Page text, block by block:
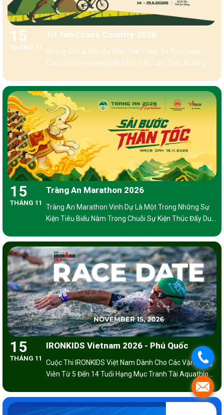
15
THÁNG 11
Tri Ton Cross Country 2026
Không Chỉ Là Một Sự Kiện Thể Thao, Tri Ton Cross
Country Còn Hướng Đến Mục Tiêu Lan Tỏa Lối Sống
15
THÁNG 11
Tràng An Marathon 2026
Tràng An Marathon Vinh Dự Là Một Trong Những Sự
Kiện Tiêu Biểu Nằm Trong Chuỗi Sự Kiện Thúc Đẩy Du
15
THÁNG 11
IRONKIDS Vietnam 2026 - Phú Quốc
Cuộc Thi IRONKIDS Việt Nam Dành Cho Các Vận Động
Viên Từ 5 Đến 14 Tuổi Hạng Mục Tranh Tài Aquathlon
(bơi Và Chạy) Và Triathlon (bơi, Đạp Và Chạy). Tùy
Theo Độ Tuổi Sẽ Có Cự Ly Thi Đấu Tương Ứng.
.
.